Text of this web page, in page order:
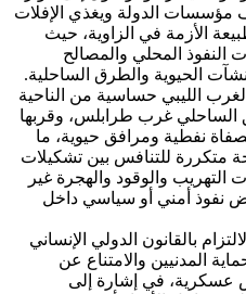
مؤسسات الدولة ويغذي الإفلات
الأزمة في الزاوية، حيث
النفوذ المحلي والمصالح
الحيوية والطرق الساحلية.
الليبي حساسية من الناحية
الساحلي غرب طرابلس، وقربها
نفطية ومرافق حيوية، ما
متكررة للتنافس بين تشكيلات
والوقود والهجرة غير
نفوذ أمني أو سياسي داخل
بالقانون الدولي الإنساني
المدنيين والامتناع عن
عسكرية، في إشارة إلى